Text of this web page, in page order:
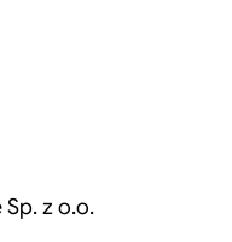
z o.o.